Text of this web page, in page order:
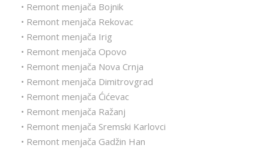
• Remont menjača Bojnik
• Remont menjača Rekovac
• Remont menjača Irig
• Remont menjača Opovo
• Remont menjača Nova Crnja
• Remont menjača Dimitrovgrad
• Remont menjača Ćićevac
• Remont menjača Ražanj
• Remont menjača Sremski Karlovci
• Remont menjača Gadžin Han